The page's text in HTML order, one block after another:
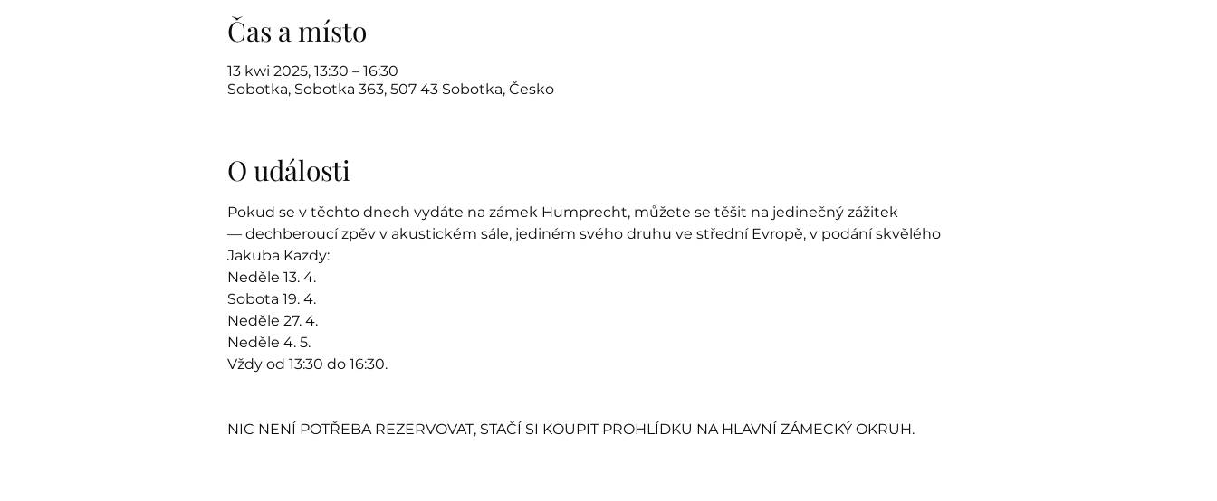
Čas a místo
13 kwi 2025, 13:30 – 16:30
Sobotka, Sobotka 363, 507 43 Sobotka, Česko
O události
Pokud se v těchto dnech vydáte na zámek Humprecht, můžete se těšit na jedinečný zážitek
— dechberoucí zpěv v akustickém sále, jediném svého druhu ve střední Evropě, v podání skvělého
Jakuba Kazdy:
Neděle 13. 4.
Sobota 19. 4.
Neděle 27. 4.
Neděle 4. 5.
Vždy od 13:30 do 16:30.
NIC NENÍ POTŘEBA REZERVOVAT, STAČÍ SI KOUPIT PROHLÍDKU NA HLAVNÍ ZÁMECKÝ OKRUH.